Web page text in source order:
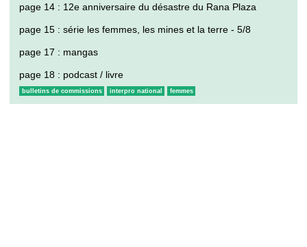
page 14 : 12e anniversaire du désastre du Rana Plaza
page 15 : série les femmes, les mines et la terre - 5/8
page 17 : mangas
page 18 : podcast / livre
bulletins de commissions interpro national femmes